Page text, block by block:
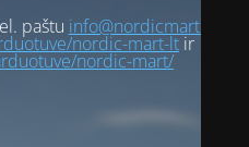
paštu info@nordicmart.com
nordic-mart-ltir
nordic-mart/